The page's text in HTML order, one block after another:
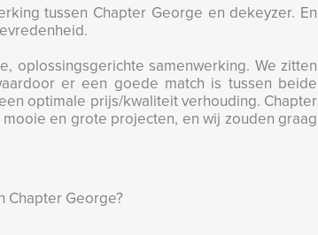
tussen Chapter George en dekeyzer. En
oplossingsgerichte samenwerking. We zitten
er een goede match is tussen beide
optimale prijs/kwaliteit verhouding. Chapter
en grote projecten, en wij zouden graag
Chapter George?